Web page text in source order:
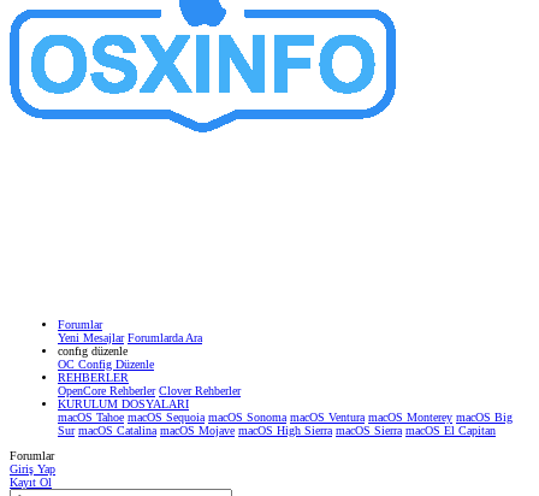
Forumlar
Yeni Mesajlar Forumlarda Ara
confıg düzenle
OC Config Düzenle
REHBERLER
OpenCore Rehberler Clover Rehberler
KURULUM DOSYALARI
macOS Tahoe macOS Sequoia macOS Sonoma macOS Ventura macOS Monterey macOS Big
Sur macOS Catalina macOS Mojave macOS High Sierra macOS Sierra macOS El Capitan
Forumlar
Giriş Yap
Kayıt Ol